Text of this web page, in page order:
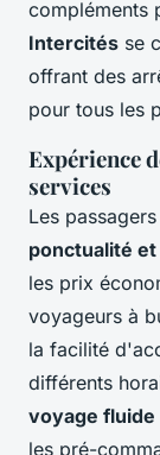
compléments
Intercités se
offrant des
pour tous les
Expérience
services
Les
ponctualité
les prix
voyageurs à
la facilité
différents
voyage fluide
les pré-